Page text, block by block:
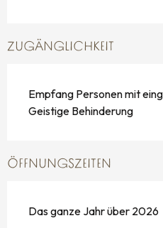
ZUGÄNGLICHKEIT
Empfang Personen mit
Geistige Behinderung
ÖFFNUNGSZEITEN
Das ganze Jahr über 2026